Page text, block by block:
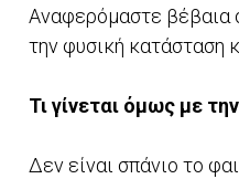
Αναφερόμαστε βέβαια
την φυσική κατάσταση
Τι γίνεται όμως με
Δεν είναι σπάνιο το